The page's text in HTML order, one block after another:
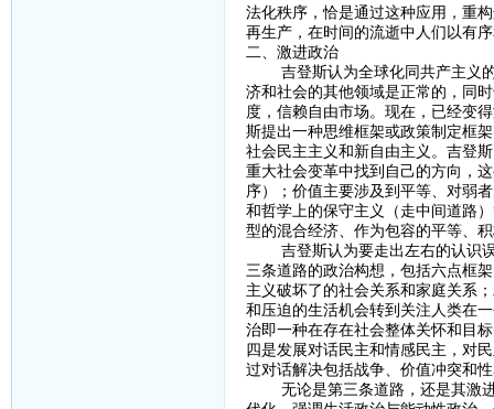
法化秩序，恰是通过这种应用，重
再生产，在时间的流逝中人们以有
二、激进政治
吉登斯认为全球化同共产主义的
济和社会的其他领域是正常的，同
度，信赖自由市场。现在，已经变
斯提出一种思维框架或政策制定框
社会民主主义和新自由主义。吉登
重大社会变革中找到自己的方向，
序）；价值主要涉及到平等、对弱
和哲学上的保守主义（走中间道路
型的混合经济、作为包容的平等、
吉登斯认为要走出左右的认识误
三条道路的政治构想，包括六点框
主义破坏了的社会关系和家庭关系
和压迫的生活机会转到关注人类在
治即一种在存在社会整体关怀和目
四是发展对话民主和情感民主，对
过对话解决包括战争、价值冲突和
无论是第三条道路，还是其激进